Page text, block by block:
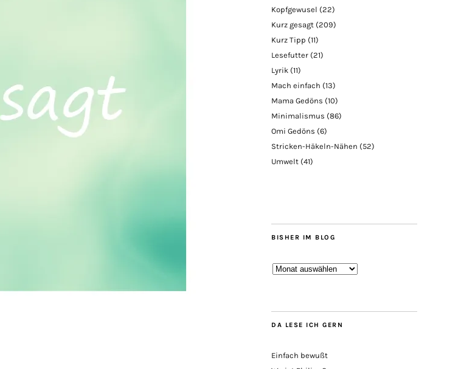
Kopfgewusel (22)
Kurz gesagt (209)
Kurz Tipp (11)
Lesefutter (21)
Lyrik (11)
Mach einfach (13)
Mama Gedöns (10)
Minimalismus (86)
Omi Gedöns (6)
Stricken-Häkeln-Nähen (52)
Umwelt (41)
BISHER IM BLOG
Bisher
DA LESE ICH GERN
Einfach bewußt